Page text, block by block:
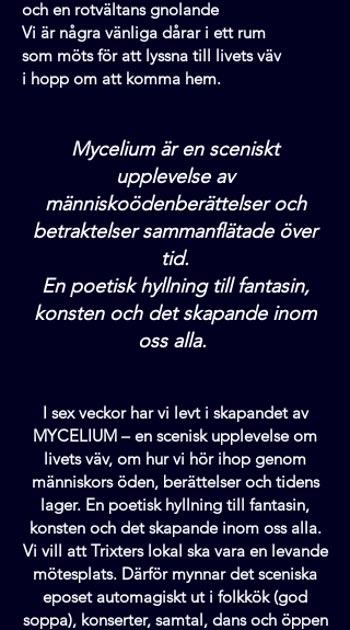
och en rotvältans gnolande
Vi är några vänliga dårar i ett rum
som möts för att lyssna till livets väv
i hopp om att komma hem.
Mycelium är en sceniskt
upplevelse av
människoödenberättelser och
betraktelser sammanflätade över
tid.
En poetisk hyllning till fantasin,
konsten och det skapande inom
oss alla.
I sex veckor har vi levt i skapandet av
MYCELIUM – en scenisk upplevelse om
livets väv, om hur vi hör ihop genom
människors öden, berättelser och tidens
lager. En poetisk hyllning till fantasin,
konsten och det skapande inom oss alla.
Vi vill att Trixters lokal ska vara en levande
mötesplats. Därför mynnar det sceniska
eposet automagiskt ut i folkkök (god
soppa), konserter, samtal, dans och öppen